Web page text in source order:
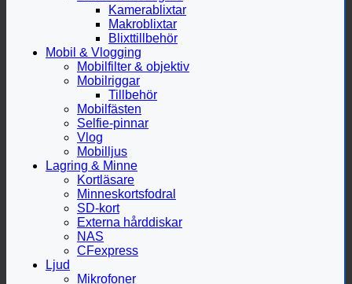
Kamerablixtar
Makroblixtar
Blixttillbehör
Mobil & Vlogging
Mobilfilter & objektiv
Mobilriggar
Tillbehör
Mobilfästen
Selfie-pinnar
Vlog
Mobilljus
Lagring & Minne
Kortläsare
Minneskortsfodral
SD-kort
Externa hårddiskar
NAS
CFexpress
Ljud
Mikrofoner